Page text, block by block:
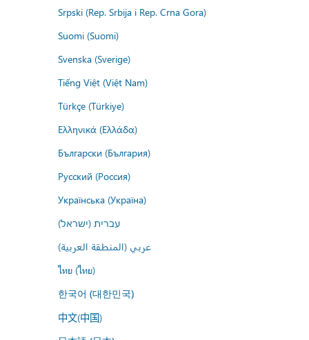
Srpski (Rep. Srbija i Rep. Crna Gora)
Suomi (Suomi)
Svenska (Sverige)
Tiếng Việt (Việt Nam)
Türkçe (Türkiye)
Ελληνικά (Ελλάδα)
Български (България)
Русский (Россия)
Українська (Україна)
עברית (ישראל)
عربي (المنطقة العربية)
ไทย (ไทย)
한국어 (대한민국)
中文(中国)